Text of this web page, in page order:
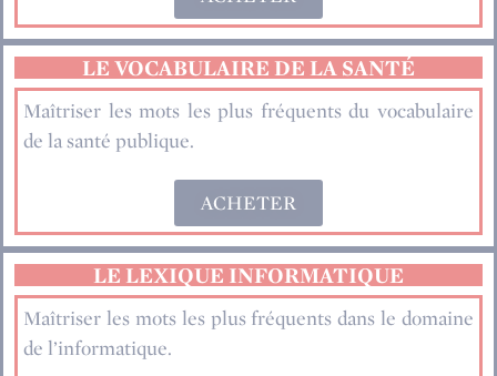
LE VOCABULAIRE DE LA SANTÉ
Maîtriser les mots les plus fréquents du vocabulaire
de la santé publique.
ACHETER
LE LEXIQUE INFORMATIQUE
Maîtriser les mots les plus fréquents dans le domaine
de l’informatique.